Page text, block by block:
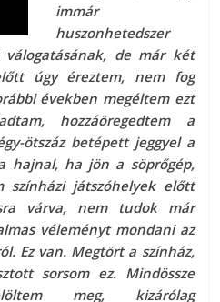
immár
huszonhetedszer
de már két
úgy éreztem, nem fog
években megéltem ezt
hozzáöregedtem a
ötszáz betépett jeggyel a
hajnal, ha jön a söprőgép,
színházi játszóhelyek előtt
várva, nem tudok már
véleményt mondani az
Ez van. Megtört a színház,
sorsom ez. Mindössze
meg, kizárólag